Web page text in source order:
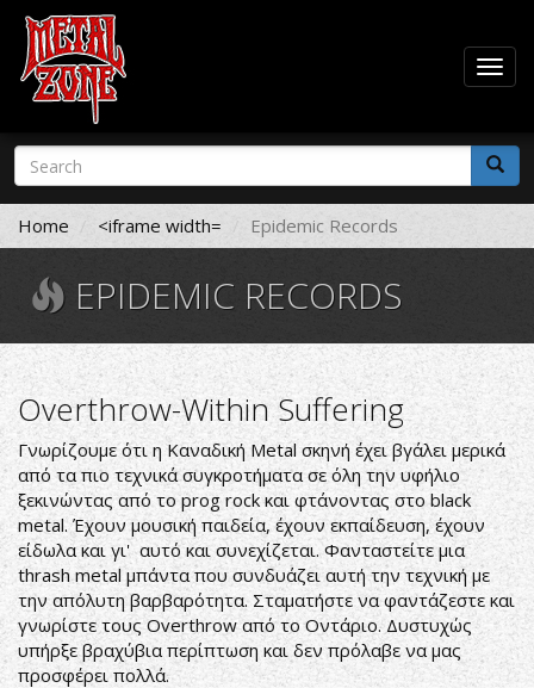
Skip
main
content
Search
form
Search
Home <iframe width= Epidemic Records
EPIDEMIC RECORDS
Overthrow-Within Suffering
Γνωρίζουμε ότι η Καναδική Metal σκηνή έχει βγάλει μερικά
από τα πιο τεχνικά συγκροτήματα σε όλη την υφήλιο
ξεκινώντας από το prog rock και φτάνοντας στο black
metal. Έχουν μουσική παιδεία, έχουν εκπαίδευση, έχουν
είδωλα και γι' αυτό και συνεχίζεται. Φανταστείτε μια
thrash metal μπάντα που συνδυάζει αυτή την τεχνική με
την απόλυτη βαρβαρότητα. Σταματήστε να φαντάζεστε και
γνωρίστε τους Overthrow από το Οντάριο. Δυστυχώς
υπήρξε βραχύβια περίπτωση και δεν πρόλαβε να μας
προσφέρει πολλά.